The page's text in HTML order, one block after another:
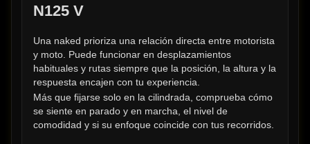
N125 V
Una naked prioriza una relación directa entre motorista
y moto. Puede funcionar en desplazamientos
habituales y rutas siempre que la posición, la altura y la
respuesta encajen con tu experiencia.
Más que fijarse solo en la cilindrada, comprueba cómo
se siente en parado y en marcha, el nivel de
comodidad y si su enfoque coincide con tus recorridos.